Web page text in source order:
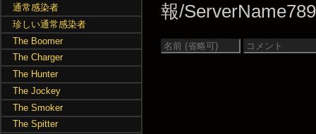
報/ServerName789
通常感染者
珍しい通常感染者
The Boomer
The Charger
The Hunter
The Jockey
The Smoker
The Spitter